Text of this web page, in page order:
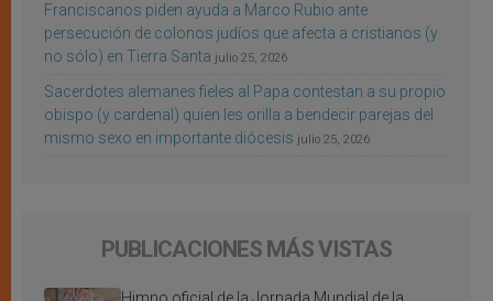
Franciscanos piden ayuda a Marco Rubio ante
persecución de colonos judíos que afecta a cristianos (y
no sólo) en Tierra Santa julio 25, 2026
Sacerdotes alemanes fieles al Papa contestan a su propio
obispo (y cardenal) quien les orilla a bendecir parejas del
mismo sexo en importante diócesis julio 25, 2026
PUBLICACIONES MÁS VISTAS